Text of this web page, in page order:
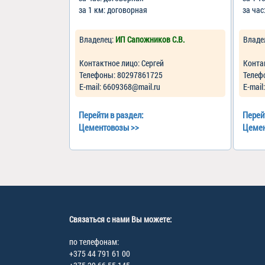
за 1 км: договорная
Владелец: ИП Сапожников С.В.
Контактное лицо: Сергей
Телефоны: 80297861725
Е-mail: 6609368@mail.ru
Перейти в раздел:
Цементовозы>>
за
Е-
Связаться с нами Вы можете:
по телефонам:
+375 44 791 61 00